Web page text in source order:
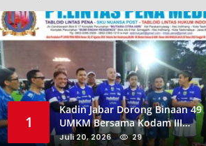
1
Kadin Jabar Dorong Binaan 49
UMKM Bersama Kodam III
Siliwangi Sambil Nobar Final
Juli 20, 2026 29